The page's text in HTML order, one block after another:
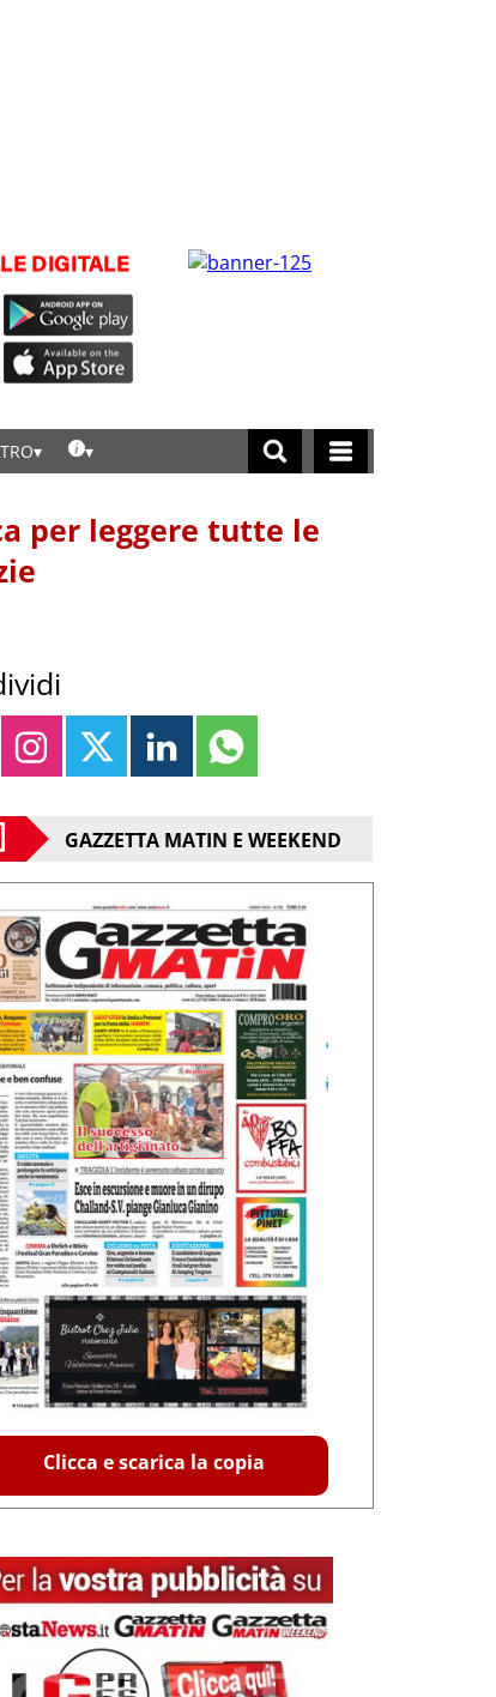
per leggere tutte le
GAZZETTA MATIN E WEEKEND
Clicca e scarica la copia